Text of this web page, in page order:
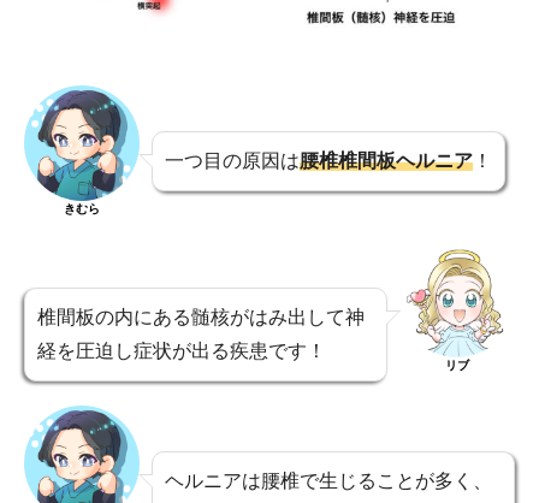
きむら
一つ目の原因は腰椎椎間板ヘルニア ！
椎間板の内にある髄核がはみ出して神
経を圧迫し症状が出る疾患です！
リブ
ヘルニアは腰椎で生じることが多く、